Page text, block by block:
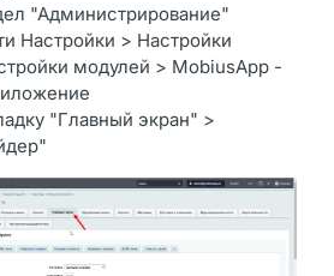
"Администрирование"
Настройки > Настройки
модулей > MobiusApp -
"Главный экран" >